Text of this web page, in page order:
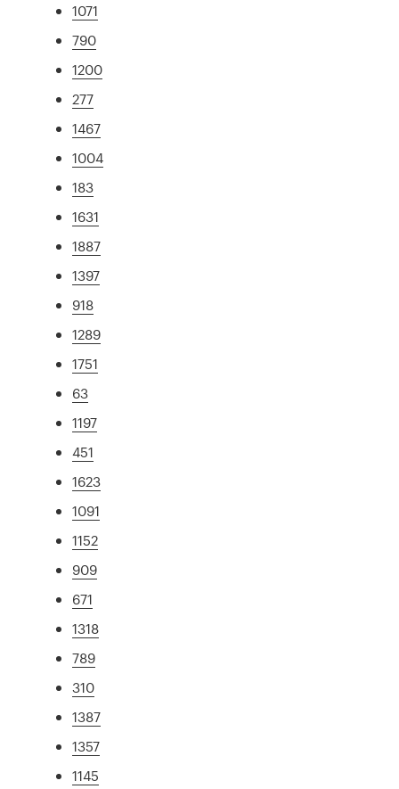
1071
790
1200
277
1467
1004
183
1631
1887
1397
918
1289
1751
63
1197
451
1623
1091
1152
909
671
1318
789
310
1387
1357
1145